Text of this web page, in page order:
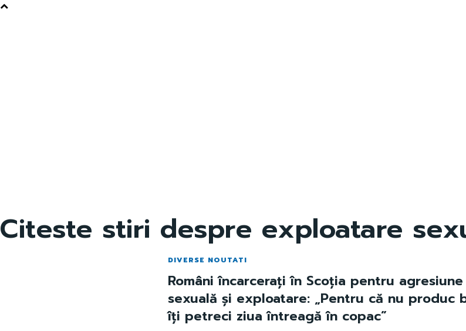
Citeste stiri despre exploatare
DIVERSE NOUTATI
Români încarcerați în Scoția pentru agresiune
sexuală și exploatare: „Pentru că nu produc
îți petreci ziua întreagă în copac”